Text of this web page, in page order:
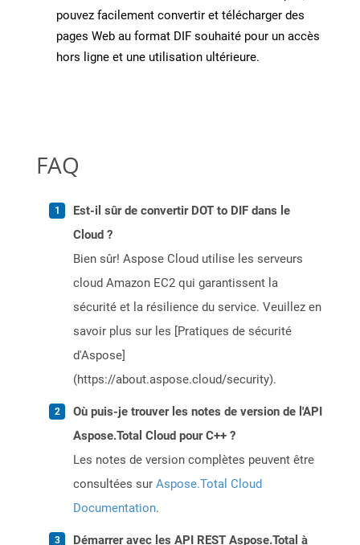
pouvez facilement convertir et télécharger des
pages Web au format DIF souhaité pour un accès
hors ligne et une utilisation ultérieure.
FAQ
Est-il sûr de convertir DOT to DIF dans le
Cloud ?
Bien sûr! Aspose Cloud utilise les serveurs
cloud Amazon EC2 qui garantissent la
sécurité et la résilience du service. Veuillez en
savoir plus sur les [Pratiques de sécurité
d'Aspose]
(https://about.aspose.cloud/security).
Où puis-je trouver les notes de version de l'API
Aspose.Total Cloud pour C++ ?
Les notes de version complètes peuvent être
consultées sur Aspose.Total Cloud
Documentation.
Démarrer avec les API REST Aspose.Total à